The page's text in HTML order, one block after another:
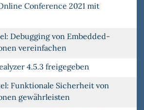
Conference 2021 mit
Debugging von Embedded-
vereinfachen
4.5.3 freigegeben
Funktionale Sicherheit von
gewährleisten